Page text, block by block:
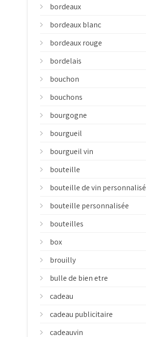
bordeaux
bordeaux blanc
bordeaux rouge
bordelais
bouchon
bouchons
bourgogne
bourgueil
bourgueil vin
bouteille
bouteille de vin personnalisé
bouteille personnalisée
bouteilles
box
brouilly
bulle de bien etre
cadeau
cadeau publicitaire
cadeauvin